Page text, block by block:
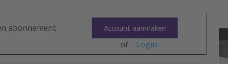
abonnement
Account aanmaken
of Login